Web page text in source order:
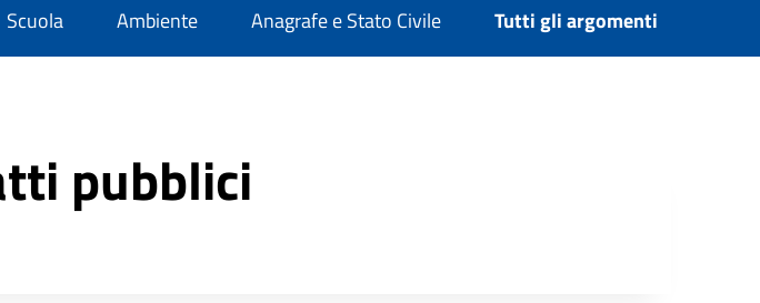
Scuola Ambiente Anagrafe e Stato Civile Tutti gli argomenti
pubblici